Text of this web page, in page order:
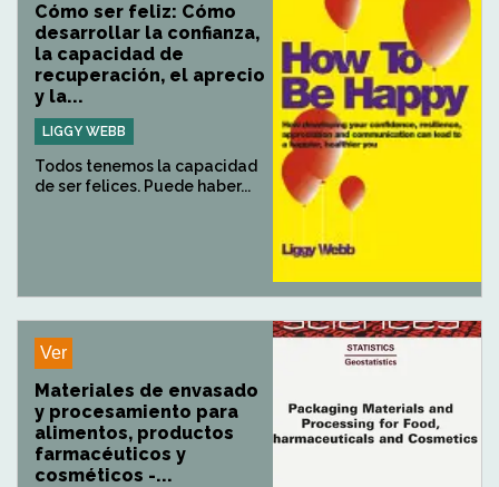
Cómo ser feliz: Cómo
desarrollar la confianza,
la capacidad de
recuperación, el aprecio
y la...
LIGGY WEBB
Todos tenemos la capacidad
de ser felices. Puede haber...
Ver
Materiales de envasado
y procesamiento para
alimentos, productos
farmacéuticos y
cosméticos -...